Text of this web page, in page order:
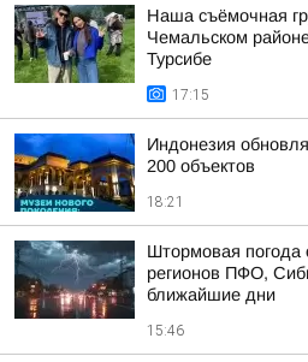
Наша съёмочная
Чемальском
Турсибе
17:15
Индонезия
200 объектов
18:21
Штормовая погода
регионов ПФО,
ближайшие дни
15:46